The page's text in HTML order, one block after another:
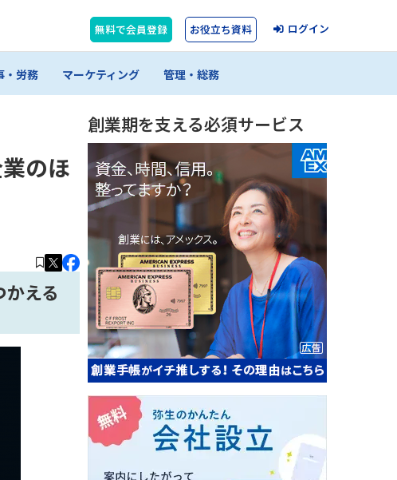
無料で会員登録 お役立ち資料 ログイン
・労務 マーケティング 管理・総務
のほ
える
創業期を支える必須サービス